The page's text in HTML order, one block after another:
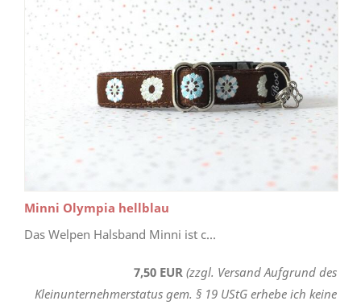
Minni Olympia hellblau
Das Welpen Halsband Minni ist c...
7,50 EUR (zzgl. Versand Aufgrund des
Kleinunternehmerstatus gem. § 19 UStG erhebe ich keine